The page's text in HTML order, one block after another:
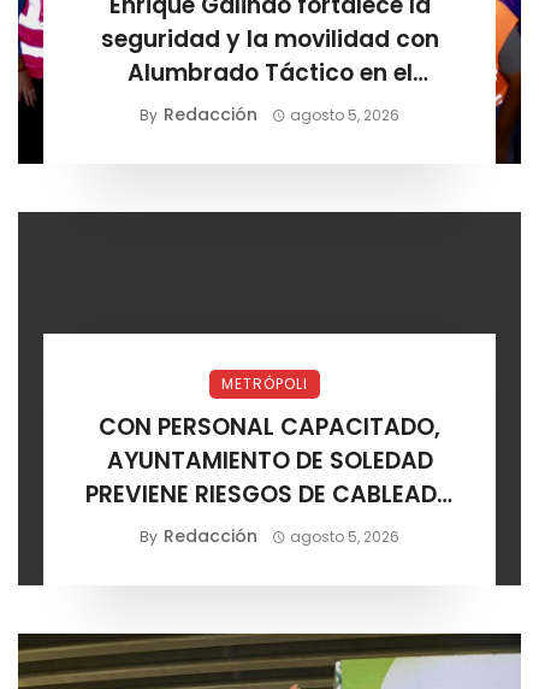
seguridad y la movilidad con
Alumbrado Táctico en el
Corredor Lomas
By Redacción agosto 5, 2026
METRÓPOLI
CON PERSONAL CAPACITADO,
AYUNTAMIENTO DE SOLEDAD
PREVIENE RIESGOS DE CABLEADO
ELÉCTRICO
By Redacción agosto 5, 2026